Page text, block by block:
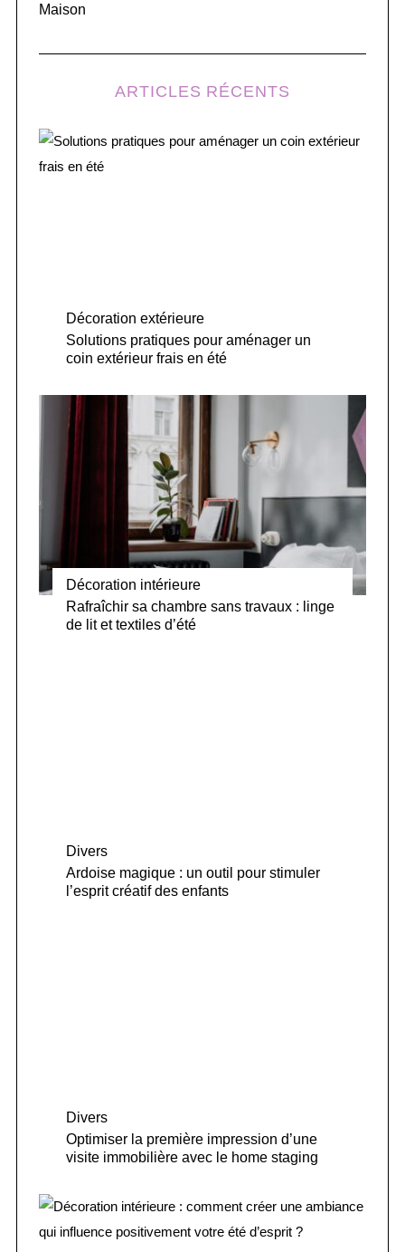
Maison
ARTICLES RÉCENTS
Décoration extérieure
Solutions pratiques pour aménager un
coin extérieur frais en été
Décoration intérieure
Rafraîchir sa chambre sans travaux : linge
de lit et textiles d’été
Divers
Ardoise magique : un outil pour stimuler
l’esprit créatif des enfants
Divers
Optimiser la première impression d’une
visite immobilière avec le home staging